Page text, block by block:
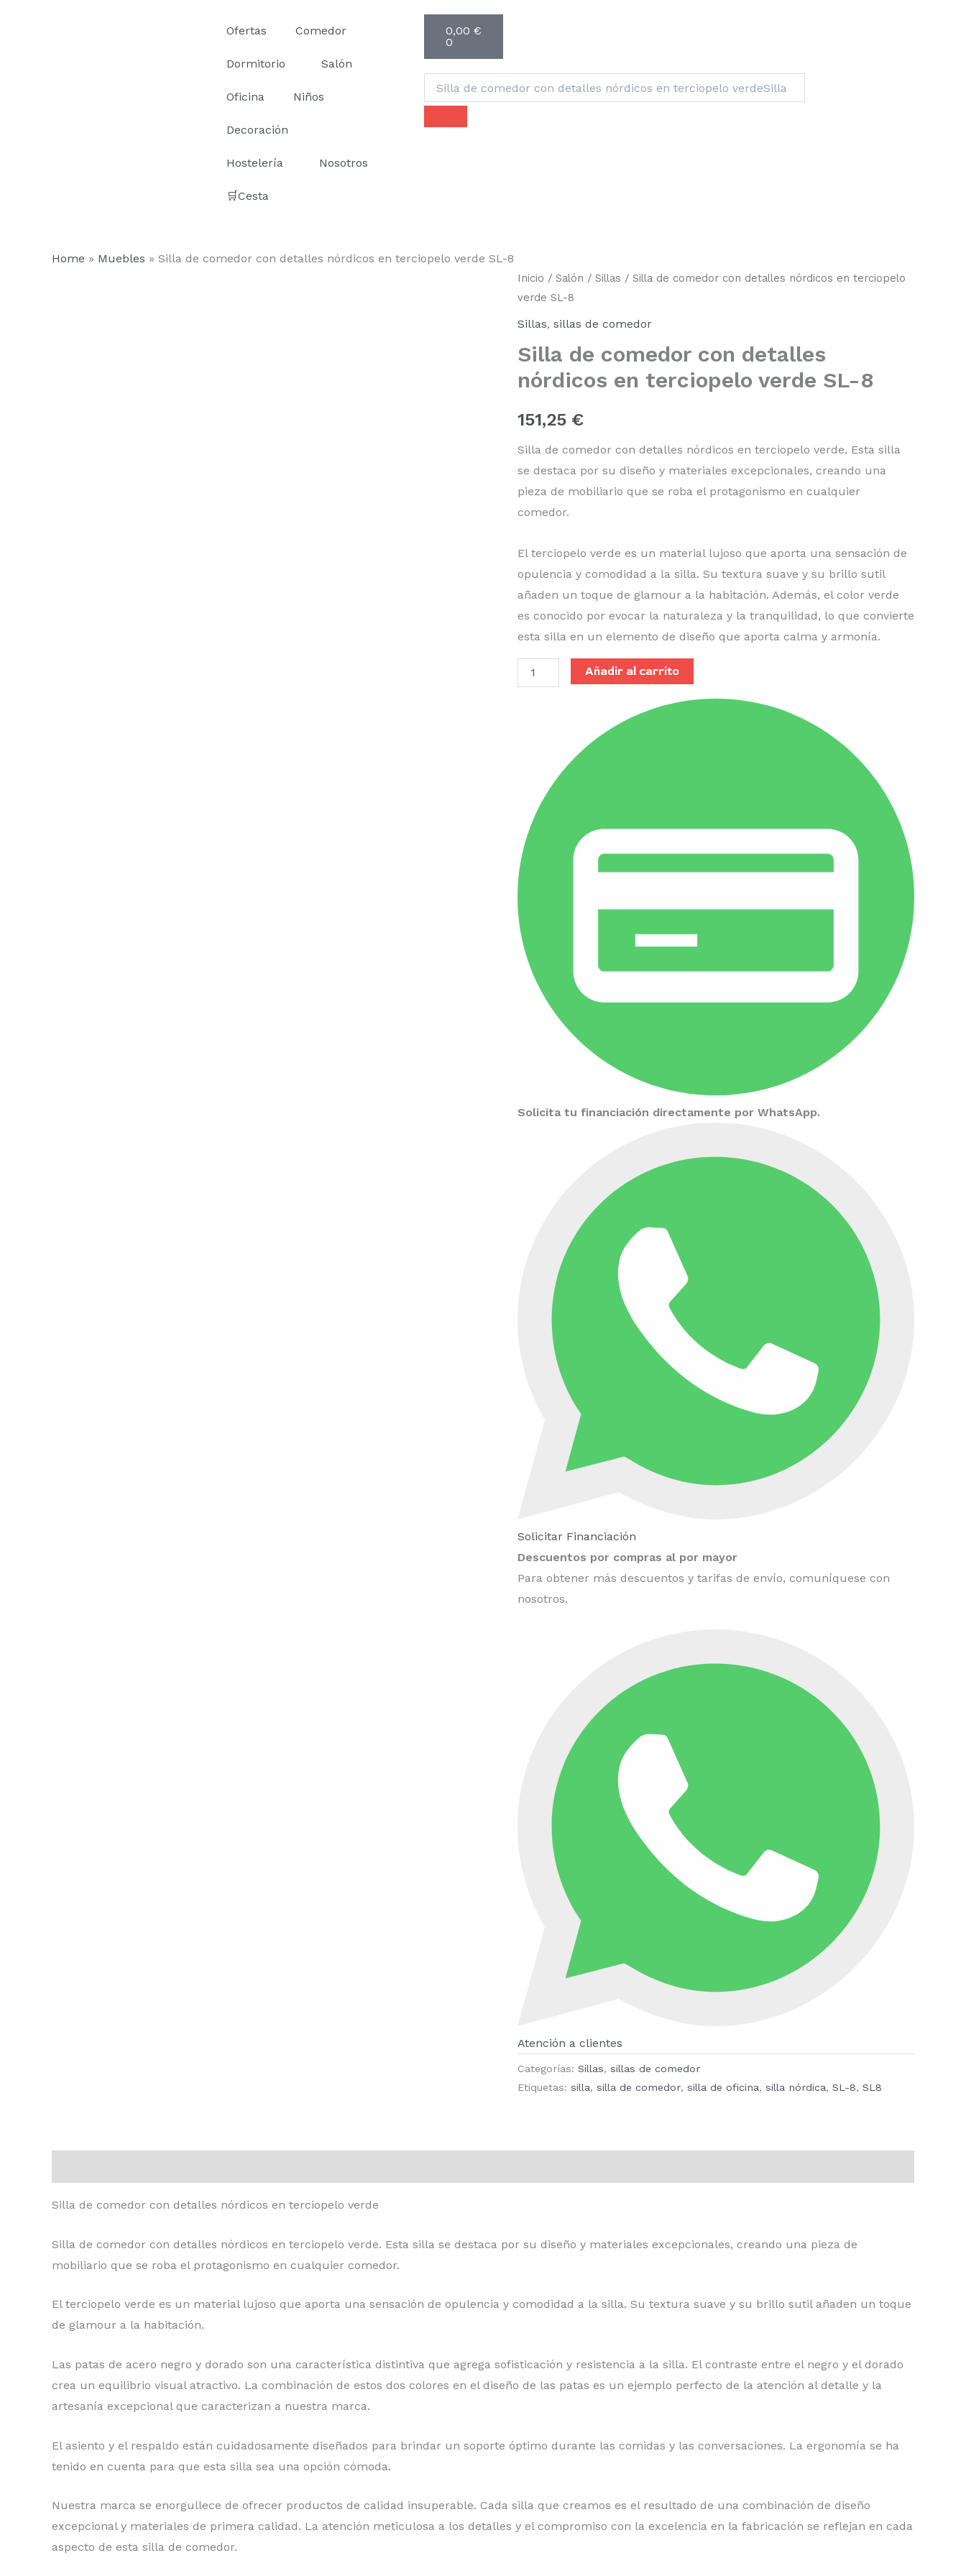
Ofertas Comedor
Dormitorio Salón
Oficina Niños
Decoración
Hostelería Nosotros
🛒Cesta
0,00 €
0
Carrito
Home » Muebles » Silla de comedor con detalles nórdicos en terciopelo verde SL-8
Inicio / Salón / Sillas / Silla de comedor con detalles nórdicos en terciopelo
verde SL-8
Sillas, sillas de comedor
Silla de comedor con detalles
nórdicos en terciopelo verde SL-8
151,25 €
Silla de comedor con detalles nórdicos en terciopelo verde. Esta silla
se destaca por su diseño y materiales excepcionales, creando una
pieza de mobiliario que se roba el protagonismo en cualquier
comedor.
El terciopelo verde es un material lujoso que aporta una sensación de
opulencia y comodidad a la silla. Su textura suave y su brillo sutil
añaden un toque de glamour a la habitación. Además, el color verde
es conocido por evocar la naturaleza y la tranquilidad, lo que convierte
esta silla en un elemento de diseño que aporta calma y armonía.
Silla
comedor
con
detalles
nórdicos
en
terciopelo
verde
8
Añadir al carrito
Solicita tu financiación directamente por WhatsApp.
Solicitar Financiación
Descuentos por compras al por mayor
Para obtener más descuentos y tarifas de envío, comuníquese con
nosotros.
Atención a clientes
Categorías: Sillas, sillas de comedor
Etiquetas: silla, silla de comedor, silla de oficina, silla nórdica, SL-8, SL8
Silla de comedor con detalles nórdicos en terciopelo verde
Silla de comedor con detalles nórdicos en terciopelo verde. Esta silla se destaca por su diseño y materiales excepcionales, creando una pieza de
mobiliario que se roba el protagonismo en cualquier comedor.
El terciopelo verde es un material lujoso que aporta una sensación de opulencia y comodidad a la silla. Su textura suave y su brillo sutil añaden un toque
de glamour a la habitación.
Las patas de acero negro y dorado son una característica distintiva que agrega sofisticación y resistencia a la silla. El contraste entre el negro y el dorado
crea un equilibrio visual atractivo. La combinación de estos dos colores en el diseño de las patas es un ejemplo perfecto de la atención al detalle y la
artesanía excepcional que caracterizan a nuestra marca.
El asiento y el respaldo están cuidadosamente diseñados para brindar un soporte óptimo durante las comidas y las conversaciones. La ergonomía se ha
tenido en cuenta para que esta silla sea una opción cómoda.
Nuestra marca se enorgullece de ofrecer productos de calidad insuperable. Cada silla que creamos es el resultado de una combinación de diseño
excepcional y materiales de primera calidad. La atención meticulosa a los detalles y el compromiso con la excelencia en la fabricación se reflejan en cada
aspecto de esta silla de comedor.